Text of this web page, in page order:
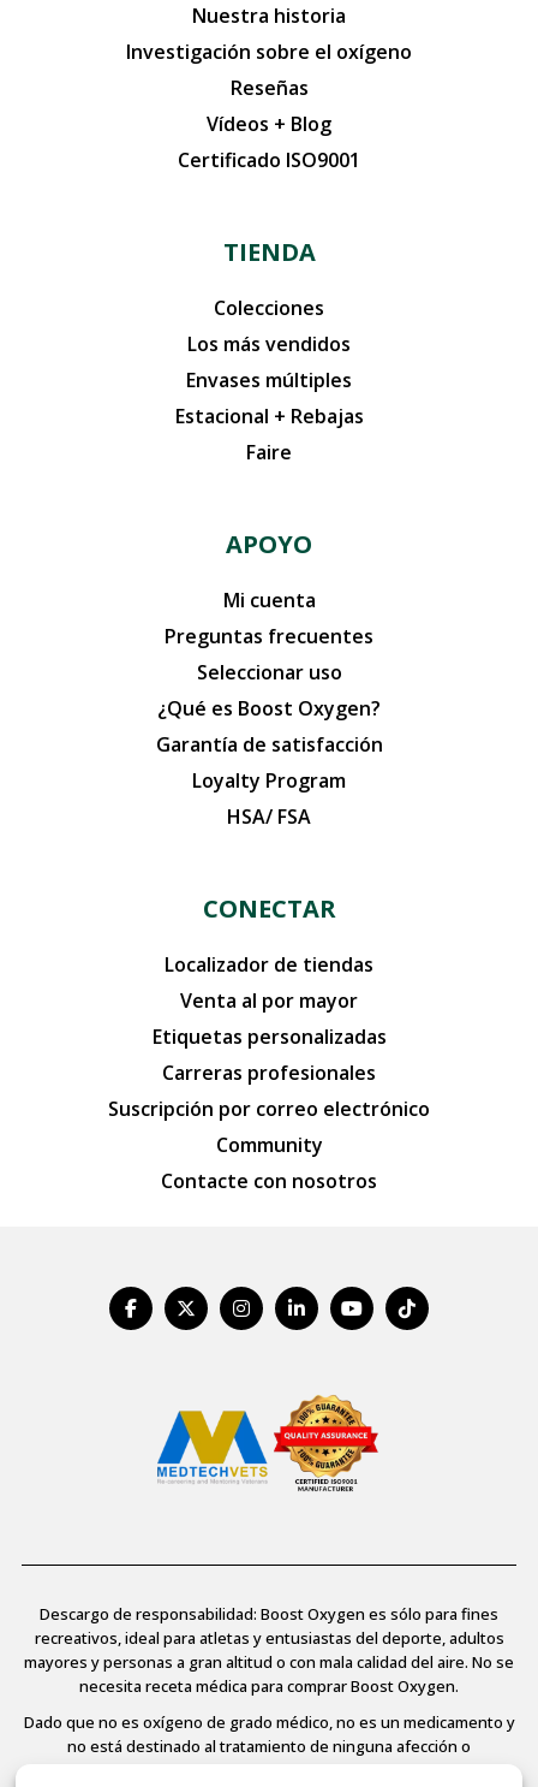
Nuestra historia
Investigación sobre el oxígeno
Reseñas
Vídeos + Blog
Certificado ISO9001
TIENDA
Colecciones
Los más vendidos
Envases múltiples
Estacional + Rebajas
Faire
APOYO
Mi cuenta
Preguntas frecuentes
Seleccionar uso
¿Qué es Boost Oxygen?
Garantía de satisfacción
Loyalty Program
HSA/ FSA
CONECTAR
Localizador de tiendas
Venta al por mayor
Etiquetas personalizadas
Carreras profesionales
Suscripción por correo electrónico
Community
Contacte con nosotros
Descargo de responsabilidad: Boost Oxygen es sólo para fines
recreativos, ideal para atletas y entusiastas del deporte, adultos
mayores y personas a gran altitud o con mala calidad del aire. No se
necesita receta médica para comprar Boost Oxygen.
Dado que no es oxígeno de grado médico, no es un medicamento y
no está destinado al tratamiento de ninguna afección o